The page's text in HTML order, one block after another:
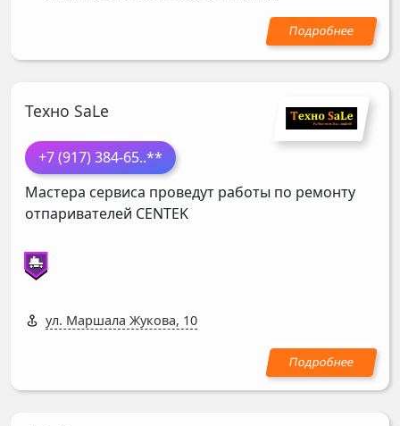
Техно SaLe
+7 (917) 384-65..**
Мастера сервиса проведут работы по ремонту
отпаривателей CENTEK
ул. Маршала Жукова, 10